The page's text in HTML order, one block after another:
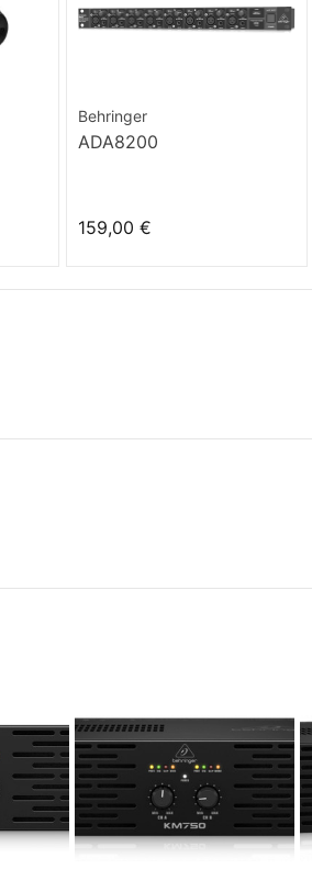
Behringer
ADA8200
159,00 €